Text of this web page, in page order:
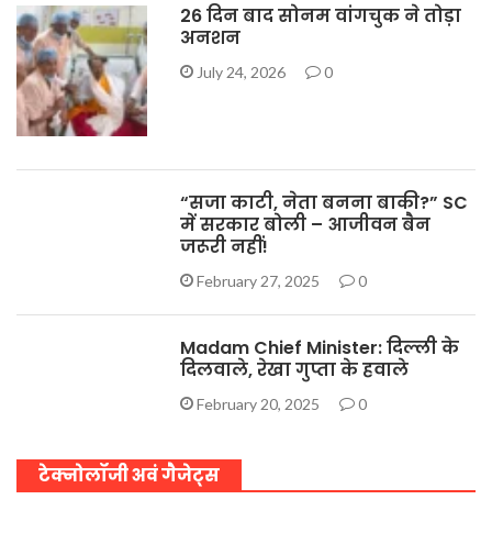
26 दिन बाद सोनम वांगचुक ने तोड़ा
अनशन
July 24, 2026 0
“सजा काटी, नेता बनना बाकी?” SC
में सरकार बोली – आजीवन बैन
जरूरी नहीं!
February 27, 2025 0
Madam Chief Minister: दिल्ली के
दिलवाले, रेखा गुप्ता के हवाले
February 20, 2025 0
टेक्नोलॉजी अवं गैजेट्स